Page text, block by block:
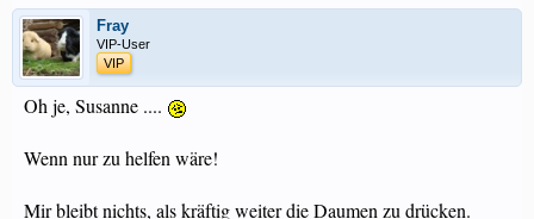
Fray
VIP-User
VIP
Oh je, Susanne ....
Wenn nur zu helfen wäre!
Mir bleibt nichts, als kräftig weiter die Daumen zu drücken.